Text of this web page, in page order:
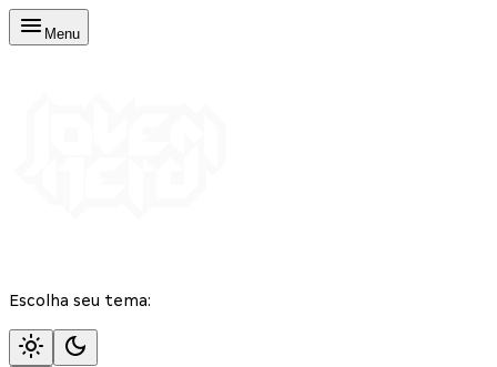
Menu
Escolha seu tema: